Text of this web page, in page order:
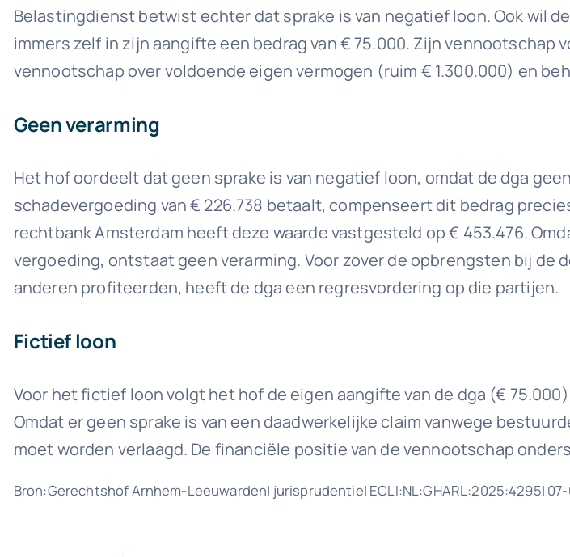
Belastingdienst betwist echter dat sprake is van negatief loon. Ook wil
immers zelf in zijn aangifte een bedrag van € 75.000. Zijn
vennootschap over voldoende eigen vermogen (ruim € 1.300.000) en
Geen verarming
Het hof oordeelt dat geen sprake is van negatief loon, omdat de dga
schadevergoeding van € 226.738 betaalt, compenseert dit bedrag
rechtbank Amsterdam heeft deze waarde vastgesteld op € 453.476.
vergoeding, ontstaat geen verarming. Voor zover de opbrengsten bij de
anderen profiteerden, heeft de dga een regresvordering op die partijen.
Fictief loon
Voor het fictief loon volgt het hof de eigen aangifte van de dga (€
Omdat er geen sprake is van een daadwerkelijke claim vanwege
moet worden verlaagd. De financiële positie van de vennootschap
Bron:Gerechtshof Arnhem-Leeuwarden| jurisprudentie| ECLI:NL:GHARL:2025:4295|